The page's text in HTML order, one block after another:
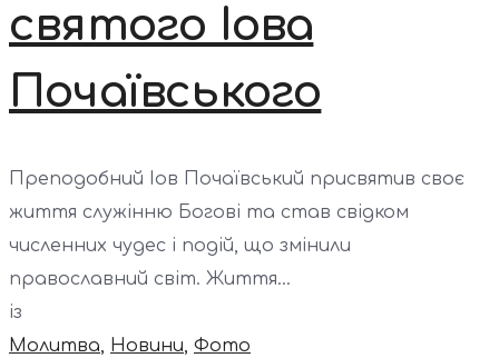
святого Іова
Почаївського
Преподобний Іов Почаївський присвятив своє
життя служінню Богові та став свідком
численних чудес і подій, що змінили
православний світ. Життя...
із
Молитва, Новини, Фото